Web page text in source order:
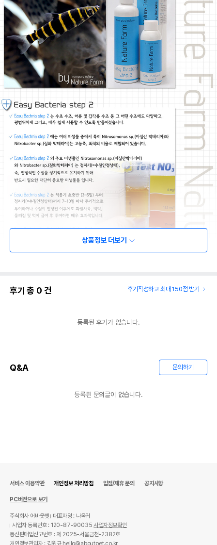
상품정보 더보기
후기 총 0 건 후기작성하고 최대 150점 받기
등록된 후기가 없습니다.
Q&A 문의하기
등록된 문의글이 없습니다.
서비스 이용약관 개인정보 처리방침 입점/제휴 문의 공지사항
PC버전으로 보기
주식회사 어바웃펫
대표자명 : 나옥귀
사업자 등록번호 : 120-87-90035사업자정보확인
통신판매업신고번호 : 제 2025-서울금천-2382호
개인정보관리자 : 김원규 hello@aboutpet.co.kr